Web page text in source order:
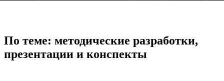
По теме: методические разработки,
презентации и конспекты